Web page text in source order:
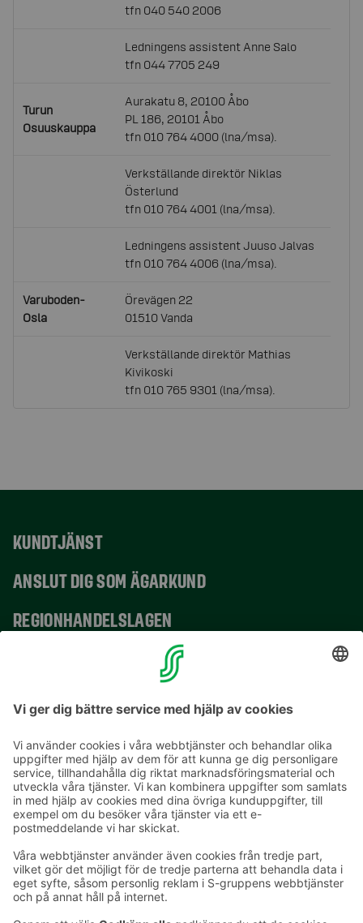
tfn 040 540 2006
Ledningens assistent Anne Salo
tfn 044 7705 249
Turun
Osuuskauppa
Aurakatu 8, 20100 Åbo
PL 186, 20101 Åbo
tfn 010 764 4000 (lna/msa).
Verkställande direktör Niklas
Österlund
tfn 010 764 4001 (lna/msa).
Ledningens assistent Juuso Jalvas
tfn 010 764 4006 (lna/msa).
Varuboden-
Osla
Örevägen 22
01510 Vanda
Verkställande direktör Mathias
Kivikoski
tfn 010 765 9301 (lna/msa).
KUNDTJÄNST
ANSLUT DIG SOM ÄGARKUND
REGIONHANDELSLAGEN
VERKSAMHETSSTÄLLEN
E-postadresser i S-gruppen finns i formuläret
förnamn.släktnamn@sok.fi
Följ oss: